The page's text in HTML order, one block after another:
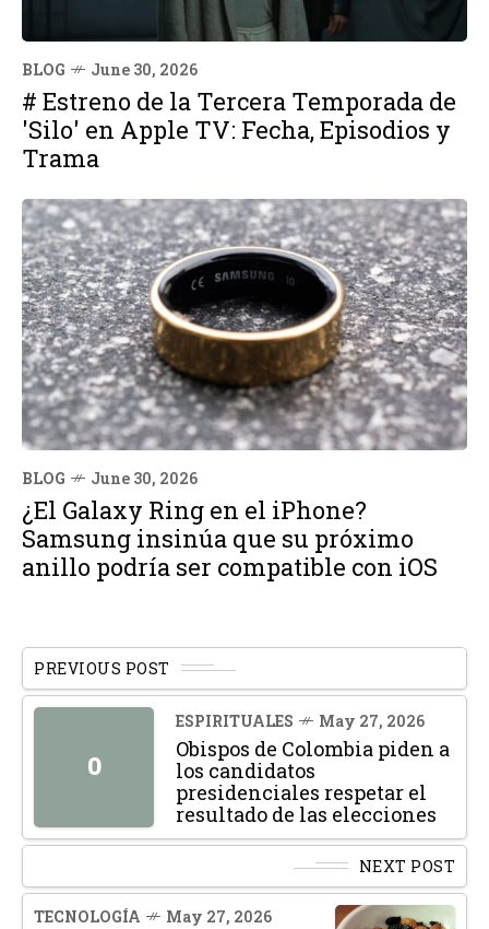
BLOG June 30, 2026
# Estreno de la Tercera Temporada de
'Silo' en Apple TV: Fecha, Episodios y
Trama
BLOG June 30, 2026
¿El Galaxy Ring en el iPhone?
Samsung insinúa que su próximo
anillo podría ser compatible con iOS
PREVIOUS POST
O
ESPIRITUALES May 27, 2026
Obispos de Colombia piden a
los candidatos
presidenciales respetar el
resultado de las elecciones
NEXT POST
TECNOLOGÍA May 27, 2026